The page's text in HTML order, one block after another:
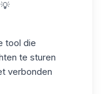
tool die
te sturen
verbonden